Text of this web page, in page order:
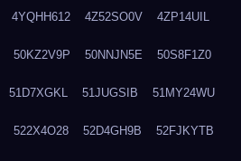
4YQHH612 4Z52SO0V 4ZP14UIL
50KZ2V9P 50NNJN5E 50S8F1Z0
51D7XGKL 51JUGSIB 51MY24WU
522X4O28 52D4GH9B 52FJKYTB